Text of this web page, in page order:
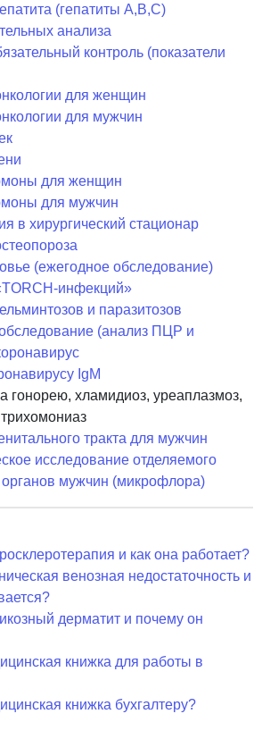
(гепатиты A,B,C)
анализа
контроль (показатели
для женщин
для мужчин
для женщин
для мужчин
в хирургический стационар
(ежегодное обследование)
инфекций»
и паразитозов
(анализ ПЦР и
IgM
гонорею, хламидиоз, уреаплазмоз,
тракта для мужчин
исследование отделяемого
мужчин (микрофлора)
и как она работает?
венозная недостаточность и
дерматит и почему он
книжка для работы в
книжка бухгалтеру?